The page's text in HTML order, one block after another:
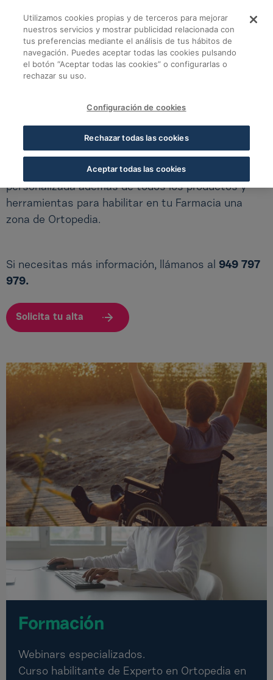
Cofares Cuidado y
Cofares Cuidado y Confort
Soluciones para tu Farmacia
Convierte tu Farmacia en un punto de referencia
para tus clientes
Te damos formación acreditada y atención
personalizada además de todos los productos y
herramientas para habilitar en tu Farmacia una
zona de Ortopedia.
Si necesitas más información, llámanos al 949 797
979.
Solicita tu alta
Formación
Webinars especializados.
Curso habilitante de Experto en Ortopedia en
Utilizamos cookies propias y de terceros para mejorar
nuestros servicios y mostrar publicidad relacionada con
tus preferencias mediante el análisis de tus hábitos de
navegación. Puedes aceptar todas las cookies pulsando
el botón “Aceptar todas las cookies” o configurarlas o
rechazar su uso.
Configuración de cookies
Rechazar todas las cookies
Aceptar todas las cookies